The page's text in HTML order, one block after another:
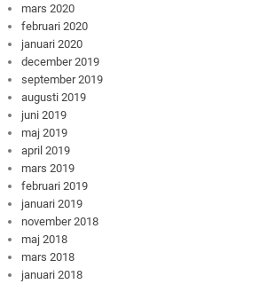
mars 2020
februari 2020
januari 2020
december 2019
september 2019
augusti 2019
juni 2019
maj 2019
april 2019
mars 2019
februari 2019
januari 2019
november 2018
maj 2018
mars 2018
januari 2018